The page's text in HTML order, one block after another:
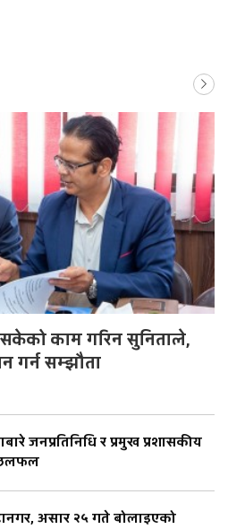
काम गरिन सुनिताले,
गर्न सम्झौता
जनप्रतिनिधि र प्रमुख प्रशासकीय
छलफल
असार २५ गते बोलाइएको